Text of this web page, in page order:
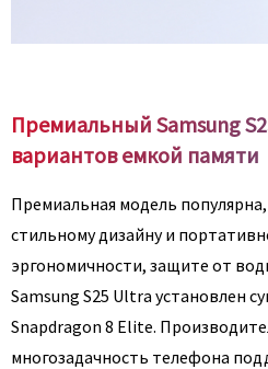
Премиальный Samsung
вариантов емкой памяти
Премиальная модель
стильному дизайну и
эргономичности, защите от
Samsung S25 Ultra установлен
Snapdragon 8 Elite.
многозадачность телефона